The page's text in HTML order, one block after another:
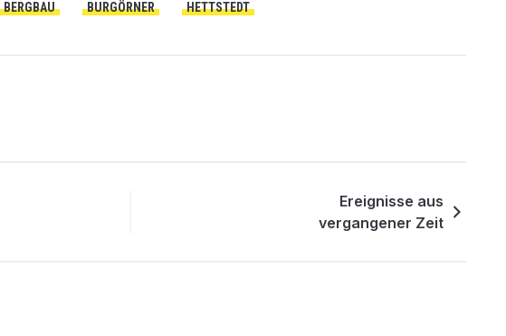
BERGBAU BURGÖRNER HETTSTEDT
Ereignisse aus
vergangener Zeit